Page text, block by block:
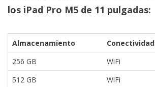
los iPad Pro M5 de 11 pulgadas:
Almacenamiento Conectividad
256 GB
WiFi
512 GB
WiFi